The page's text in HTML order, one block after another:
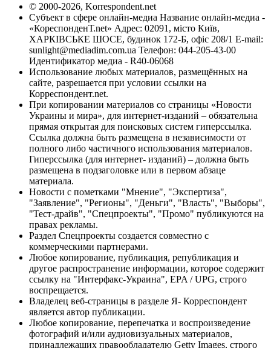
© 2000-2026, Korrespondent.net
Субъект в сфере онлайн-медиа Название онлайн-медиа -
«КореспонденТ.net» Адрес: 02091, місто Київ,
ХАРКІВСЬКЕ ШОСЕ, будинок 172-Б, офіс 208/1 E-mail:
sunlight@mediadim.com.ua Телефон: 044-205-43-00
Идентификатор медиа - R40-06068
Использование любых материалов, размещённых на
сайте, разрешается при условии ссылки на
Корреспондент.net.
При копировании материалов со страницы «Новости
Украины и мира», для интернет-изданий – обязательна
прямая открытая для поисковых систем гиперссылка.
Ссылка должна быть размещена в независимости от
полного либо частичного использования материалов.
Гиперссылка (для интернет- изданий) – должна быть
размещена в подзаголовке или в первом абзаце
материала.
Новости с пометками "Мнение", "Экспертиза",
"Заявление", "Регионы", "Деньги", "Власть", "Выборы",
"Тест-драйв", "Спецпроекты", "Промо" публикуются на
правах рекламы.
Раздел Спецпроекты создается совместно с
коммерческими партнерами.
Любое копирование, публикация, републикация и
другое распространение информации, которое содержит
ссылку на "Интерфакс-Украина", EPA / UPG, строго
воспрещается.
Владелец веб-страницы в разделе Я- Корреспондент
является автор публикации.
Любое копирование, перепечатка и воспроизведение
фотографий и/или аудиовизуальных материалов,
принадлежащих правообладателю Getty Images, строго